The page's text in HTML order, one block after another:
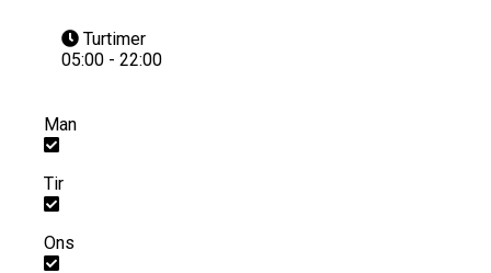
Turtimer
05:00 - 22:00
Man
Tir
Ons